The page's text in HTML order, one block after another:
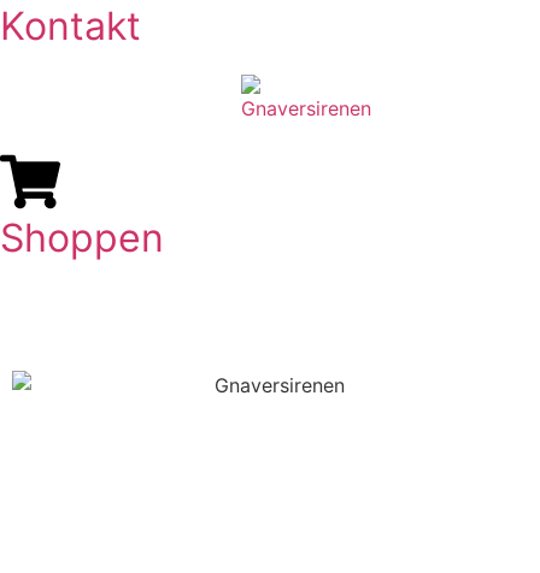
Kontakt
Shoppen